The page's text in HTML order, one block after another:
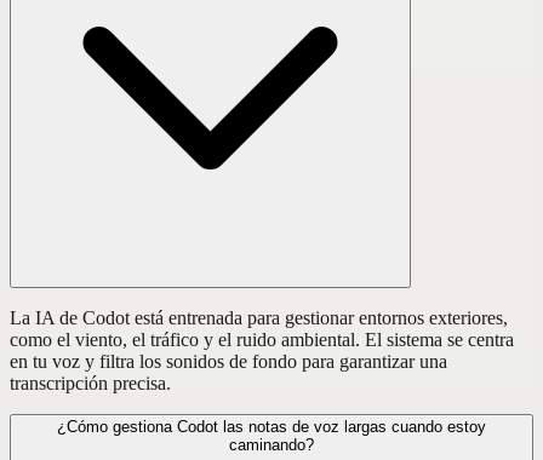
La IA de Codot está entrenada para gestionar entornos exteriores,
como el viento, el tráfico y el ruido ambiental. El sistema se centra
en tu voz y filtra los sonidos de fondo para garantizar una
transcripción precisa.
¿Cómo gestiona Codot las notas de voz largas cuando estoy
caminando?